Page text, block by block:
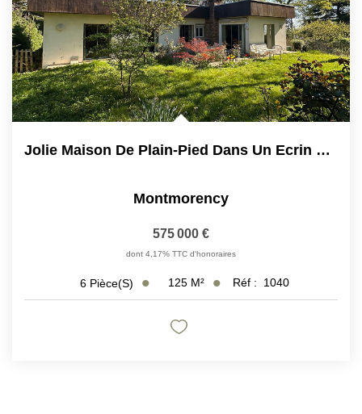
Jolie Maison De Plain-Pied Dans Un Ecrin De Verdure
Montmorency
575 000 €
dont 4,17% TTC d'honoraires
6 Pièce(s) 125 M² Réf : 1040